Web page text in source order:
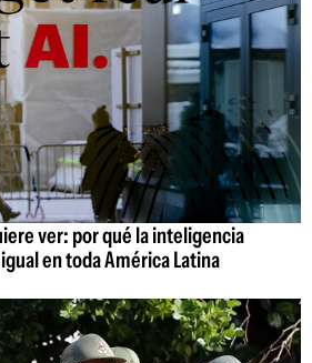
ver: por qué la inteligencia
en toda América Latina